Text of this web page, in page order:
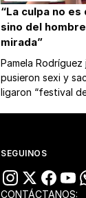
“La culpa no
sino del
mirada”
Pamela
pusieron sexi y
ligaron “festival
SEGUINOS
CONTÁCTANOS: